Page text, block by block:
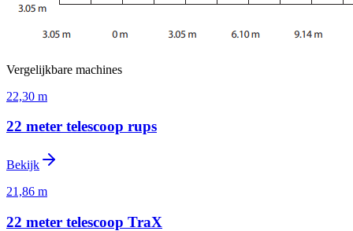
Vergelijkbare machines
22,30 m
22 meter telescoop rups
Bekijk
21,86 m
22 meter telescoop TraX